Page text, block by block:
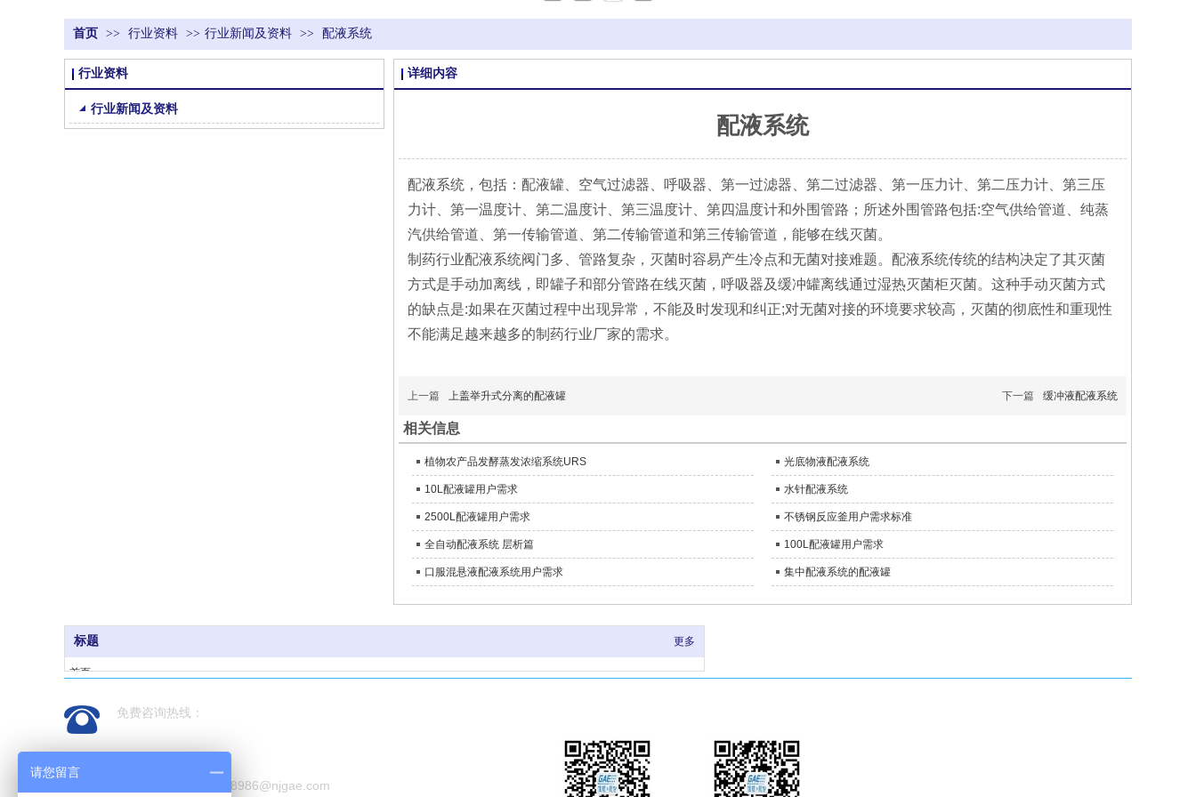
首页 >> 行业资料 >> 行业新闻及资料 >> 配液系统
行业资料
行业新闻及资料
详细内容
配液系统
配液系统，包括：配液罐、空气过滤器、呼吸器、第一过滤器、第二过滤器、第一压力计、第二压力计、第三压
力计、第一温度计、第二温度计、第三温度计、第四温度计和外围管路；所述外围管路包括:空气供给管道、纯蒸
汽供给管道、第一传输管道、第二传输管道和第三传输管道，能够在线灭菌。
制药行业配液系统阀门多、管路复杂，灭菌时容易产生冷点和无菌对接难题。配液系统传统的结构决定了其灭菌
方式是手动加离线，即罐子和部分管路在线灭菌，呼吸器及缓冲罐离线通过湿热灭菌柜灭菌。这种手动灭菌方式
的缺点是:如果在灭菌过程中出现异常，不能及时发现和纠正;对无菌对接的环境要求较高，灭菌的彻底性和重现性
不能满足越来越多的制药行业厂家的需求。
上一篇 上盖举升式分离的配液罐 下一篇 缓冲液配液系统
相关信息
植物农产品发酵蒸发浓缩系统URS 光底物液配液系统
10L配液罐用户需求 水针配液系统
2500L配液罐用户需求 不锈钢反应釜用户需求标准
全自动配液系统 层析篇 100L配液罐用户需求
口服混悬液配液系统用户需求 集中配液系统的配液罐
标题 更多
首页
公司新闻
关于我们
免费咨询热线：
13913888986
联系邮箱：13913888986@njgae.com
请您留言